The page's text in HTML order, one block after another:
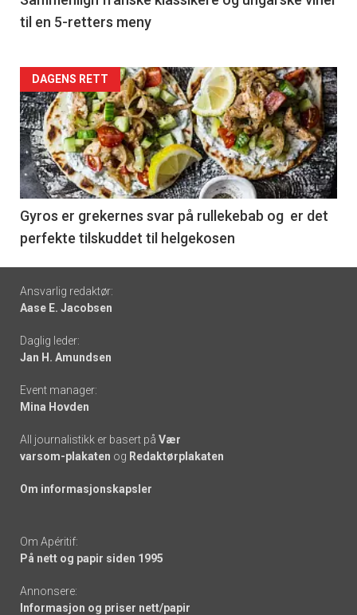
til en 5-retters meny
Forsiden
akkurat
nå
-
6
DAGENS RETT
Gyros er grekernes svar på rullekebab og er det
perfekte tilskuddet til helgekosen
Footer
-
links
Ansvarlig redaktør:
Aase E. Jacobsen
Daglig leder:
Jan H. Amundsen
Event manager:
Mina Hovden
All journalistikk er basert på Vær
varsom-plakaten og Redaktørplakaten
Om informasjonskapsler
Om Apéritif:
På nett og papir siden 1995
Annonsere:
Informasjon og priser nett/papir